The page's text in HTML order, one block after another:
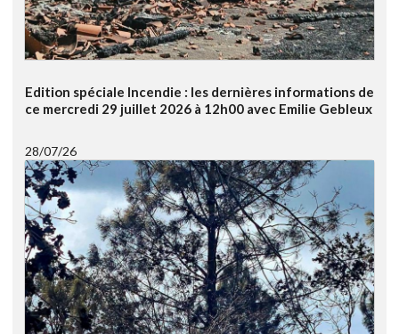
Edition spéciale Incendie : les dernières informations de
ce mercredi 29 juillet 2026 à 12h00 avec Emilie Gebleux
28/07/26